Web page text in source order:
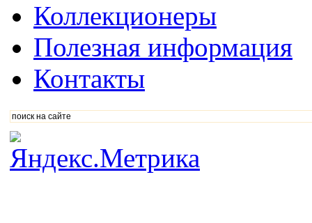
Коллекционеры
Полезная информация
Контакты